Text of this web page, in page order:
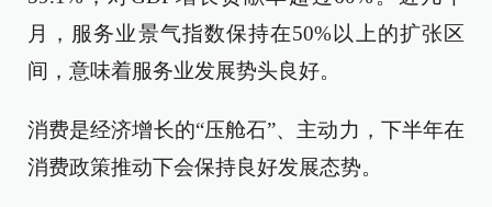
月，服务业景气指数保持在50%以上的扩张区
间，意味着服务业发展势头良好。
消费是经济增长的“压舱石”、主动力，下半年在
消费政策推动下会保持良好发展态势。